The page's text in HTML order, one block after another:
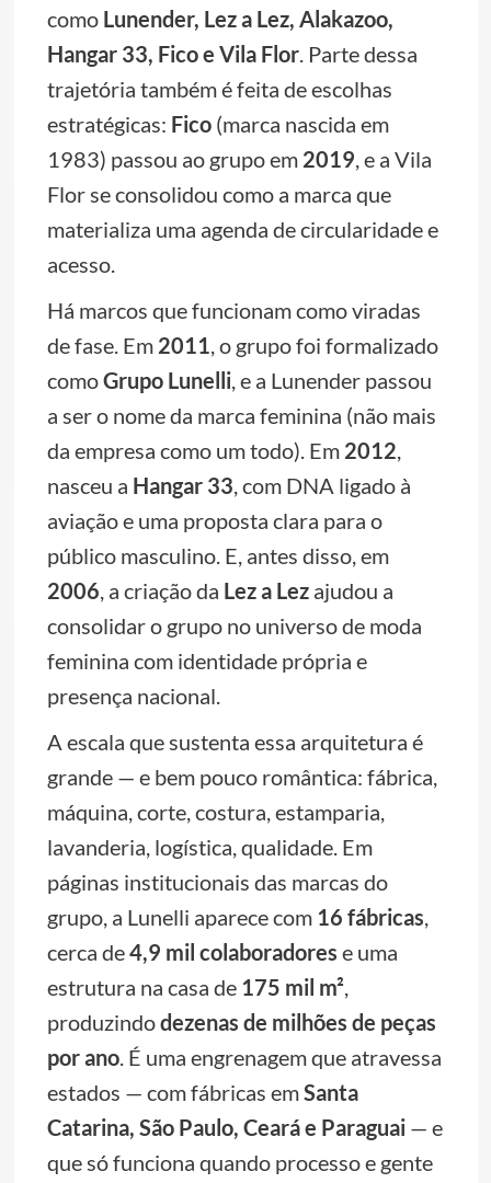
como Lunender, Lez a Lez, Alakazoo,
Hangar 33, Fico e Vila Flor. Parte dessa
trajetória também é feita de escolhas
estratégicas: Fico(marca nascida em
1983) passou ao grupo em 2019, e a Vila
Flor se consolidou como a marca que
materializa uma agenda de circularidade e
acesso.
Há marcos que funcionam como viradas
de fase. Em 2011, o grupo foi formalizado
comoGrupo Lunelli, e a Lunender passou
a ser o nome da marca feminina (não mais
da empresa como um todo). Em 2012,
nasceu a Hangar 33, com DNA ligado à
aviação e uma proposta clara para o
público masculino. E, antes disso, em
2006, a criação da Lez a Lezajudou a
consolidar o grupo no universo de moda
feminina com identidade própria e
presença nacional.
A escala que sustenta essa arquitetura é
grande — e bem pouco romântica: fábrica,
máquina, corte, costura, estamparia,
lavanderia, logística, qualidade. Em
páginas institucionais das marcas do
grupo, a Lunelli aparece com 16 fábricas,
cerca de4,9 mil colaboradores e uma
estrutura na casa de 175 mil m²,
produzindodezenas de milhões de peças
por ano. É uma engrenagem que atravessa
estados — com fábricas emSanta
Catarina, São Paulo, Ceará e Paraguai— e
que só funciona quando processo e gente